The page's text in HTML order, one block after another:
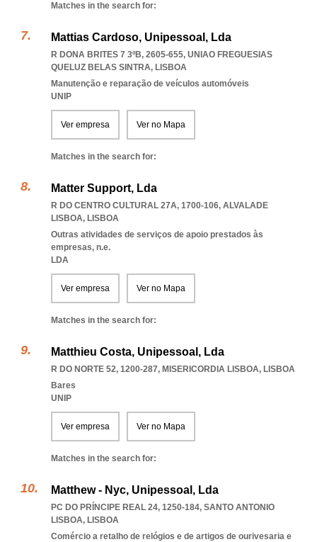
Matches in the search for:
Mattias Cardoso, Unipessoal, Lda
R DONA BRITES 7 3ºB, 2605-655, UNIAO FREGUESIAS
QUELUZ BELAS SINTRA, LISBOA
Manutenção e reparação de veículos automóveis
UNIP
Ver empresa Ver no Mapa
Matches in the search for:
Matter Support, Lda
R DO CENTRO CULTURAL 27A, 1700-106, ALVALADE
LISBOA, LISBOA
Outras atividades de serviços de apoio prestados às
empresas, n.e.
LDA
Ver empresa Ver no Mapa
Matches in the search for:
Matthieu Costa, Unipessoal, Lda
R DO NORTE 52, 1200-287, MISERICORDIA LISBOA, LISBOA
Bares
UNIP
Ver empresa Ver no Mapa
Matches in the search for:
Matthew - Nyc, Unipessoal, Lda
PC DO PRÍNCIPE REAL 24, 1250-184, SANTO ANTONIO
LISBOA, LISBOA
Comércio a retalho de relógios e de artigos de ourivesaria e